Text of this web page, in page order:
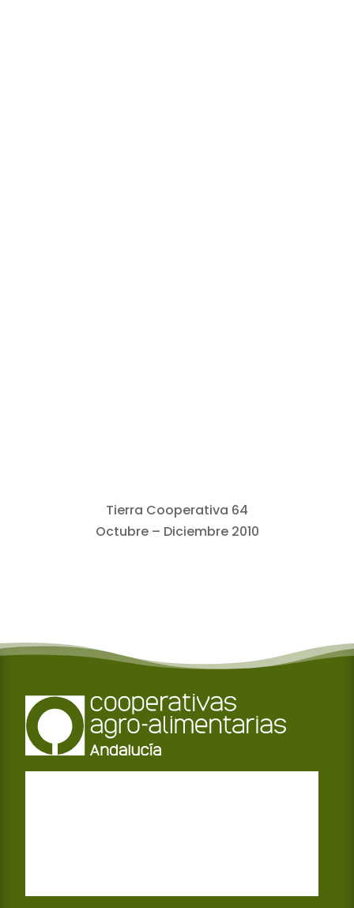
Tierra Cooperativa 64
Octubre – Diciembre 2010